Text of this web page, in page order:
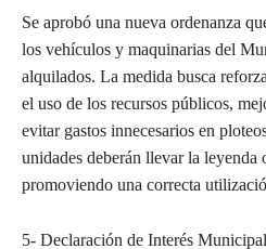
Se aprobó una nueva ordenanza
los vehículos y maquinarias del
alquilados. La medida busca
el uso de los recursos públicos,
evitar gastos innecesarios en
unidades deberán llevar la leyenda
promoviendo una correcta
5- Declaración de Interés